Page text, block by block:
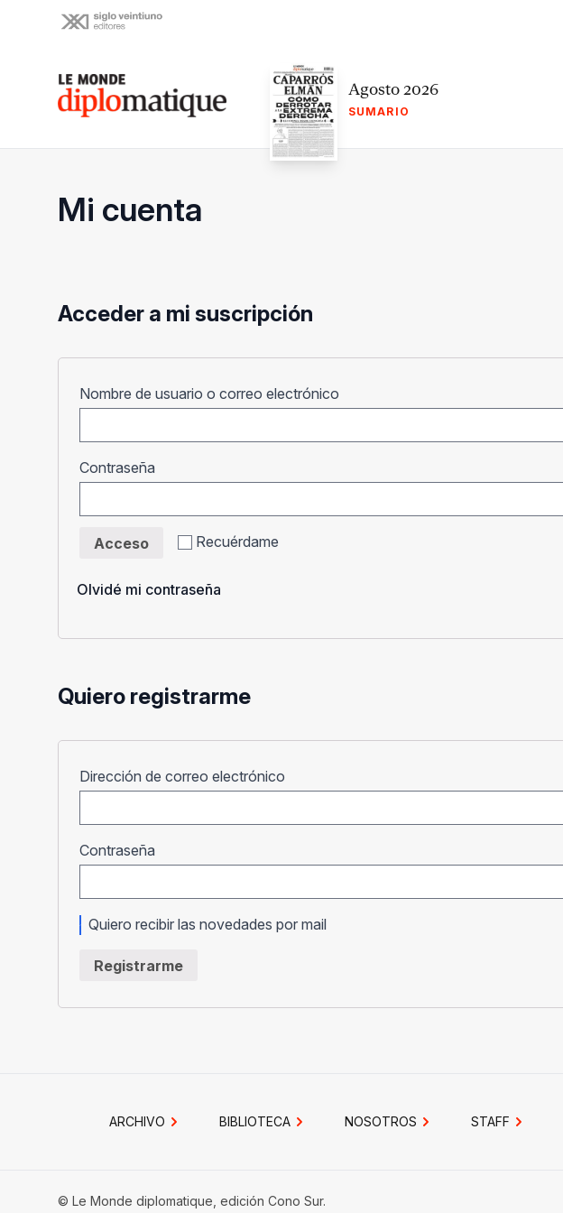
Le monde diplomatique Agosto 2026
SUMARIO
Mi cuenta
Acceder a mi suscripción
Nombre de usuario o correo electrónico
Contraseña
Recuérdame
Acceso
Olvidé mi contraseña
Quiero registrarme
Dirección de correo electrónico
Contraseña
Quiero recibir las novedades por mail
Registrarme
ARCHIVO BIBLIOTECA NOSOTROS STAFF
© Le Monde diplomatique, edición Cono Sur.